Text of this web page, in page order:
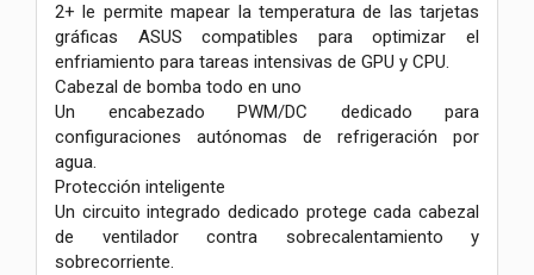
2+ le permite mapear la temperatura de las tarjetas
gráficas ASUS compatibles para optimizar el
enfriamiento para tareas intensivas de GPU y CPU.
Cabezal de bomba todo en uno
Un encabezado PWM/DC dedicado para
configuraciones autónomas de refrigeración por
agua.
Protección inteligente
Un circuito integrado dedicado protege cada cabezal
de ventilador contra sobrecalentamiento y
sobrecorriente.